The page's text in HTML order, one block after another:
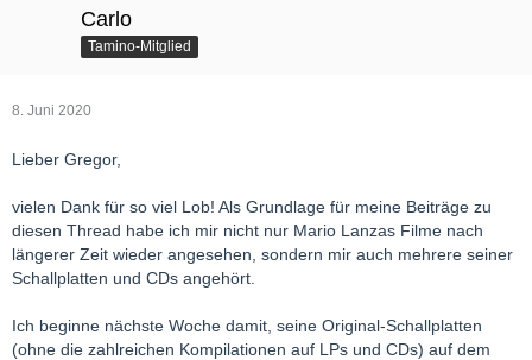
Carlo
Tamino-Mitglied
8. Juni 2020
Lieber Gregor,
vielen Dank für so viel Lob! Als Grundlage für meine Beiträge zu
diesen Thread habe ich mir nicht nur Mario Lanzas Filme nach
längerer Zeit wieder angesehen, sondern mir auch mehrere seiner
Schallplatten und CDs angehört.
Ich beginne nächste Woche damit, seine Original-Schallplatten
(ohne die zahlreichen Kompilationen auf LPs und CDs) auf dem